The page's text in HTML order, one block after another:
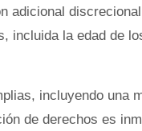
adicional
incluida la edad de
incluyendo una
de derechos es